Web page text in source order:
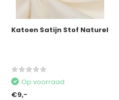
Katoen Satijn Stof Naturel
Op voorraad
€9,-